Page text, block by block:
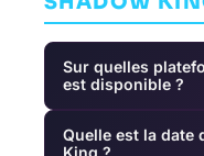
Sur quelles
est disponible ?
Quelle est la date
King ?